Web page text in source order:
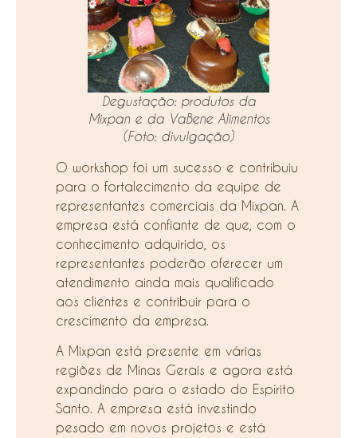
Degustação: produtos da
Mixpan e da VaBene Alimentos
(Foto: divulgação)
O workshop foi um sucesso e contribuiu
para o fortalecimento da equipe de
representantes comerciais da Mixpan. A
empresa está confiante de que, com o
conhecimento adquirido, os
representantes poderão oferecer um
atendimento ainda mais qualificado
aos clientes e contribuir para o
crescimento da empresa.
A Mixpan está presente em várias
regiões de Minas Gerais e agora está
expandindo para o estado do Espírito
Santo. A empresa está investindo
pesado em novos projetos e está